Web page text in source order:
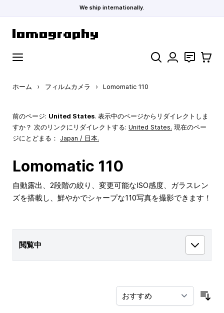
We ship internationally.
検索 お問い合わ
カート
ホーム › フィルムカメラ › Lomomatic 110
前のページ: United States. 表示中のページからリダイレクトしま
すか？ 次のリンクにリダイレクトする: United States. 現在のペー
ジにとどまる： Japan / 日本.
Lomomatic 110
自動露出、2段階の絞り、変更可能なISO感度、ガラスレン
ズを搭載し、鮮やかでシャープな110写真を撮影できます！
閲覧中